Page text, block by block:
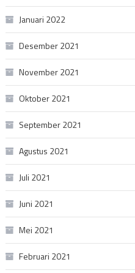
Januari 2022
Desember 2021
November 2021
Oktober 2021
September 2021
Agustus 2021
Juli 2021
Juni 2021
Mei 2021
Februari 2021